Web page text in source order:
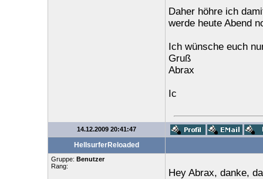
Daher höhre ich
werde heute Abend
Ich wünsche euch
Gruß
Abrax
Ic
14.12.2009 20:41:47
HellsurferReloaded
Gruppe: Benutzer
Rang:
Hey Abrax, danke,